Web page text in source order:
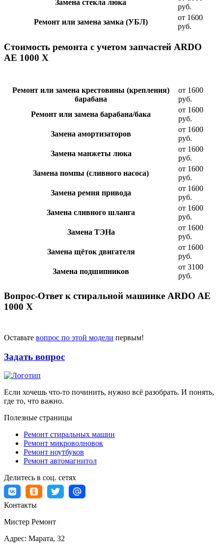
Замена стекла люка
руб.
Ремонт или замена замка (УБЛ)
от 1600
руб.
Стоимость ремонта с учетом запчастей ARDO
AE 1000 X
Ремонт или замена крестовины (крепления)
барабана
от 1600
руб.
Ремонт или замена барабана/бака
от 1600
руб.
Замена амортизаторов
от 1600
руб.
Замена манжеты люка
от 1600
руб.
Замена помпы (сливного насоса)
от 1600
руб.
Замена ремня привода
от 1600
руб.
Замена сливного шланга
от 1600
руб.
Замена ТЭНа
от 1600
руб.
Замена щёток двигателя
от 1600
руб.
Замена подшипников
от 3100
руб.
Вопрос-Ответ к стиральной машинке ARDO AE
1000 X
Оставьте вопрос по этой модели первым!
Задать вопрос
Если хочешь что-то починить, нужно всё разобрать. И понять,
где то, что важно.
Полезные страницы
Ремонт стиральных машин
Ремонт микроволновок
Ремонт ноутбуков
Ремонт автомагнитол
Делитесь в соц. сетях
Контакты
Мистер Ремонт
Адрес: Марата, 32